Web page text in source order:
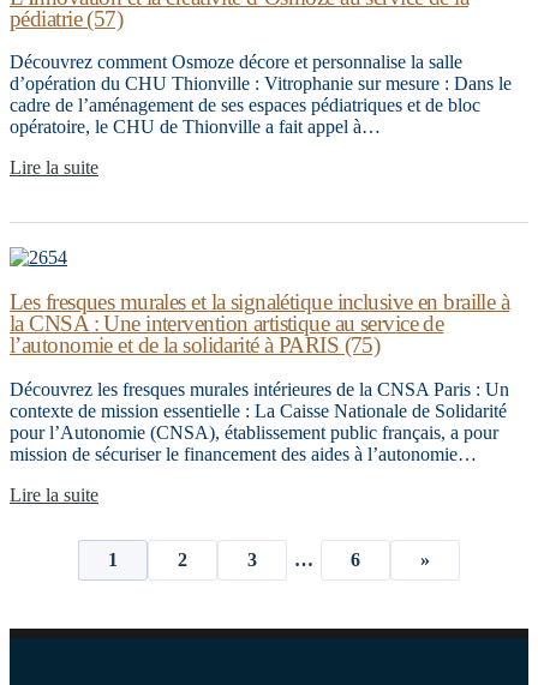
pédiatrie (57)
Découvrez comment Osmoze décore et personnalise la salle
d’opération du CHU Thionville : Vitrophanie sur mesure : Dans le
cadre de l’aménagement de ses espaces pédiatriques et de bloc
opératoire, le CHU de Thionville a fait appel à…
Lire la suite
Les fresques murales et la signalétique inclusive en braille à
la CNSA : Une intervention artistique au service de
l’autonomie et de la solidarité à PARIS (75)
Découvrez les fresques murales intérieures de la CNSA Paris : Un
contexte de mission essentielle : La Caisse Nationale de Solidarité
pour l’Autonomie (CNSA), établissement public français, a pour
mission de sécuriser le financement des aides à l’autonomie…
Lire la suite
pagination
1 2 3 … 6 »